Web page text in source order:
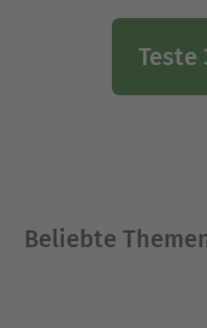
Teste
Beliebte